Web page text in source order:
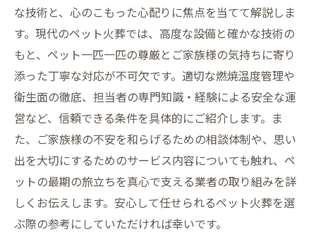
な技術と、心のこもった心配りに焦点を当てて解説しま
す。現代のペット火葬では、高度な設備と確かな技術の
もと、ペット一匹一匹の尊厳とご家族様の気持ちに寄り
添った丁寧な対応が不可欠です。適切な燃焼温度管理や
衛生面の徹底、担当者の専門知識・経験による安全な運
営など、信頼できる条件を具体的にご紹介します。ま
た、ご家族様の不安を和らげるための相談体制や、思い
出を大切にするためのサービス内容についても触れ、ペ
ットの最期の旅立ちを真心で支える業者の取り組みを詳
しくお伝えします。安心して任せられるペット火葬を選
ぶ際の参考にしていただければ幸いです。